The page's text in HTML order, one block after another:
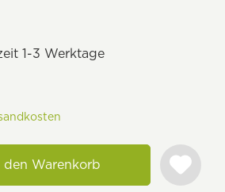
1-3 Werktage
den Warenkorb